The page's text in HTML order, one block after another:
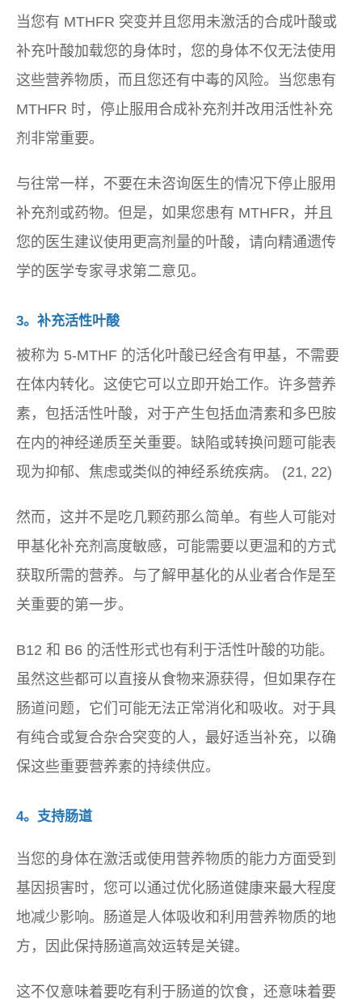
当您有 MTHFR 突变并且您用未激活的合成叶酸或
补充叶酸加载您的身体时，您的身体不仅无法使用
这些营养物质，而且您还有中毒的风险。当您患有
MTHFR 时，停止服用合成补充剂并改用活性补充
剂非常重要。
与往常一样，不要在未咨询医生的情况下停止服用
补充剂或药物。但是，如果您患有 MTHFR，并且
您的医生建议使用更高剂量的叶酸，请向精通遗传
学的医学专家寻求第二意见。
3。补充活性叶酸
被称为 5-MTHF 的活化叶酸已经含有甲基，不需要
在体内转化。这使它可以立即开始工作。许多营养
素，包括活性叶酸，对于产生包括血清素和多巴胺
在内的神经递质至关重要。缺陷或转换问题可能表
现为抑郁、焦虑或类似的神经系统疾病。 (21, 22)
然而，这并不是吃几颗药那么简单。有些人可能对
甲基化补充剂高度敏感，可能需要以更温和的方式
获取所需的营养。与了解甲基化的从业者合作是至
关重要的第一步。
B12 和 B6 的活性形式也有利于活性叶酸的功能。
虽然这些都可以直接从食物来源获得，但如果存在
肠道问题，它们可能无法正常消化和吸收。对于具
有纯合或复合杂合突变的人，最好适当补充，以确
保这些重要营养素的持续供应。
4。支持肠道
当您的身体在激活或使用营养物质的能力方面受到
基因损害时，您可以通过优化肠道健康来最大程度
地减少影响。肠道是人体吸收和利用营养物质的地
方，因此保持肠道高效运转是关键。
这不仅意味着要吃有利于肠道的饮食，还意味着要